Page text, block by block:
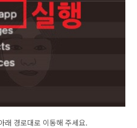
래 경로대로 이동해 주세요.